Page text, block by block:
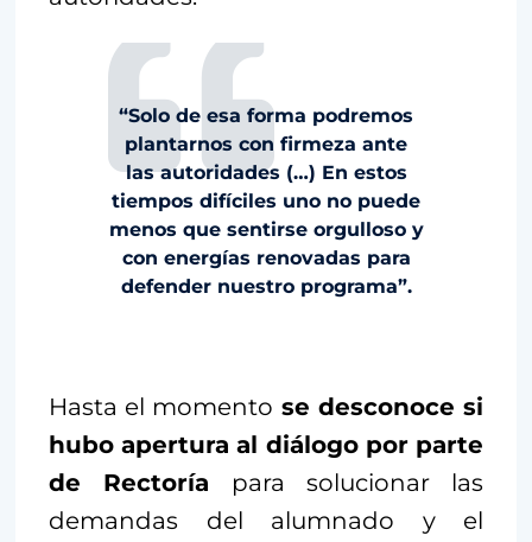
“Solo de esa forma podremos
plantarnos con firmeza ante
las autoridades (…) En estos
tiempos difíciles uno no puede
menos que sentirse orgulloso y
con energías renovadas para
defender nuestro programa”.
Hasta el momento se desconoce si
hubo apertura al diálogo por parte
de Rectoría para solucionar las
demandas del alumnado y el